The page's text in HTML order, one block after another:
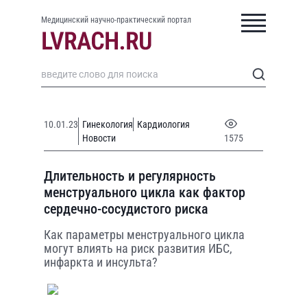
Медицинский научно-практический портал
10.01.23 Гинекология Кардиология
Новости
1575
Длительность и регулярность
менструального цикла как фактор
сердечно-сосудистого риска
Как параметры менструального цикла
могут влиять на риск развития ИБС,
инфаркта и инсульта?